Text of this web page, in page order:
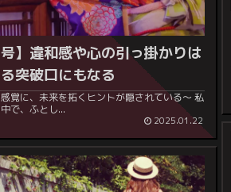
号】違和感や心の引っ掛かりは
突破口にもなる
覚に、未来を拓くヒントが隠されている～ 私
で、ふとし...
2025.01.22